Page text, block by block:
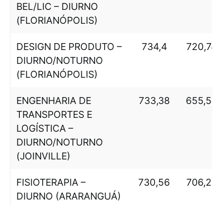
BEL/LIC – DIURNO
(FLORIANÓPOLIS)
DESIGN DE PRODUTO –
DIURNO/NOTURNO
(FLORIANÓPOLIS)
734,4 720,74
ENGENHARIA DE
TRANSPORTES E
LOGÍSTICA –
DIURNO/NOTURNO
(JOINVILLE)
733,38 655,56
FISIOTERAPIA –
DIURNO (ARARANGUÁ)
730,56 706,25